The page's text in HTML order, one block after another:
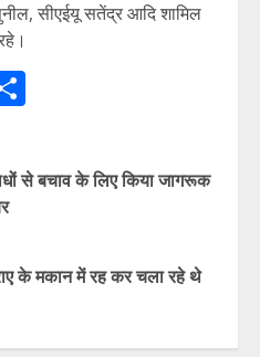
सीएईयू सतेंद्र आदि शामिल
से बचाव के लिए किया जागरूक
के मकान में रह कर चला रहे थे